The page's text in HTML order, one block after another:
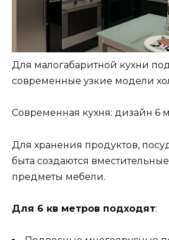
Для малогабаритной кухни
современные узкие модели
Современная кухня: дизайн 6
Для хранения продуктов,
быта создаются
предметы мебели.
Для 6 кв метров подходят: